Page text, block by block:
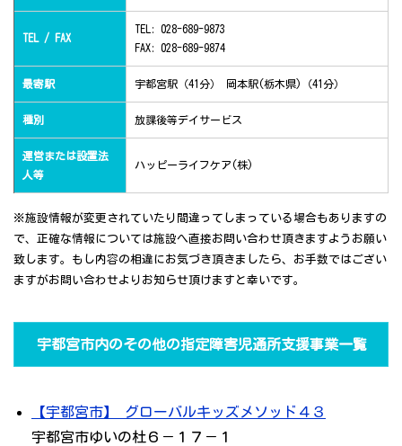
TEL / FAX
TEL: 028-689-9873
FAX: 028-689-9874
最寄駅 宇都宮駅（41分） 岡本駅(栃木県)（41分）
種別 放課後等デイサービス
運営または設置法
人等
ハッピーライフケア(株)
※施設情報が変更されていたり間違ってしまっている場合もありますの
で、正確な情報については施設へ直接お問い合わせ頂きますようお願い
致します。もし内容の相違にお気づき頂きましたら、お手数ではござい
ますがお問い合わせよりお知らせ頂けますと幸いです。
宇都宮市内のその他の指定障害児通所支援事業一覧
【宇都宮市】 グローバルキッズメソッド４３
宇都宮市ゆいの杜６－１７－１